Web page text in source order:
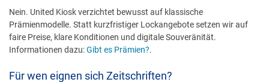
Nein. United Kiosk verzichtet bewusst auf klassische
Prämienmodelle. Statt kurzfristiger Lockangebote setzen wir auf
faire Preise, klare Konditionen und digitale Souveränität.
Informationen dazu:Gibt es Prämien?.
Für wen eignen sich Zeitschriften?